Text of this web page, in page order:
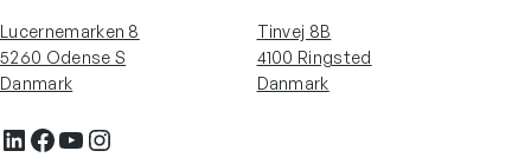
Lucernemarken 8
5260 Odense S
Danmark
Tinvej 8B
4100 Ringsted
Danmark
LinkedIn Facebook YouTube Instagram